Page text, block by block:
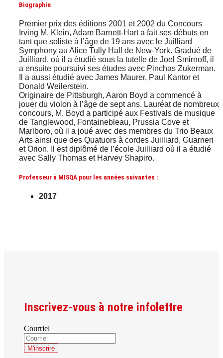
Biographie
Premier prix des éditions 2001 et 2002 du Concours
Irving M. Klein, Adam Barnett-Hart a fait ses débuts en
tant que soliste à l’âge de 19 ans avec le Juilliard
Symphony au Alice Tully Hall de New-York. Gradué de
Juilliard, où il a étudié sous la tutelle de Joel Smirnoff, il
a ensuite poursuivi ses études avec Pinchas Zukerman.
Il a aussi étudié avec James Maurer, Paul Kantor et
Donald Weilerstein.
Originaire de Pittsburgh, Aaron Boyd a commencé à
jouer du violon à l’âge de sept ans. Lauréat de nombreux
concours, M. Boyd a participé aux Festivals de musique
de Tanglewood, Fontainebleau, Prussia Cove et
Marlboro, où il a joué avec des membres du Trio Beaux
Arts ainsi que des Quatuors à cordes Juilliard, Guarneri
et Orion. Il est diplômé de l’école Juilliard où il a étudié
avec Sally Thomas et Harvey Shapiro.
Professeur à MISQA pour les années suivantes :
2017
Inscrivez-vous à notre infolettre
Courriel